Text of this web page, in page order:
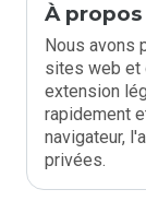
À
Nous avons
sites web et
extension
rapidement
navigateur,
privées.